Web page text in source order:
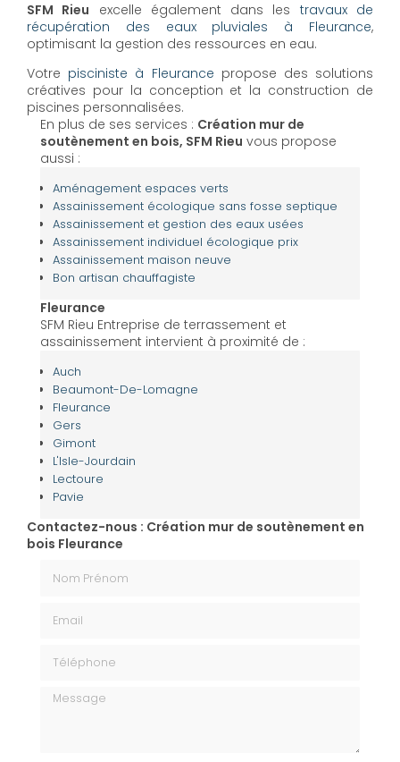
SFM Rieu excelle également dans les travaux de
récupération des eaux pluviales à Fleurance,
optimisant la gestion des ressources en eau.
Votre pisciniste à Fleurance propose des solutions
créatives pour la conception et la construction de
piscines personnalisées.
En plus de ses services : Création mur de
soutènement en bois, SFM Rieu vous propose
aussi :
Aménagement espaces verts
Assainissement écologique sans fosse septique
Assainissement et gestion des eaux usées
Assainissement individuel écologique prix
Assainissement maison neuve
Bon artisan chauffagiste
Fleurance
SFM Rieu Entreprise de terrassement et
assainissement intervient à proximité de :
Auch
Beaumont-De-Lomagne
Fleurance
Gers
Gimont
L'Isle-Jourdain
Lectoure
Pavie
Contactez-nous : Création mur de soutènement en
bois Fleurance
Message